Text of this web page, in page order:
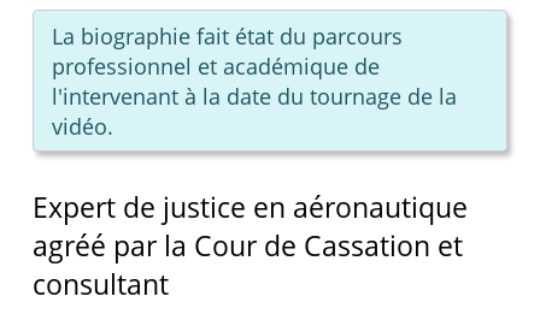
La biographie fait état du parcours
professionnel et académique de
l'intervenant à la date du tournage de la
vidéo.
Expert de justice en aéronautique
agréé par la Cour de Cassation et
consultant